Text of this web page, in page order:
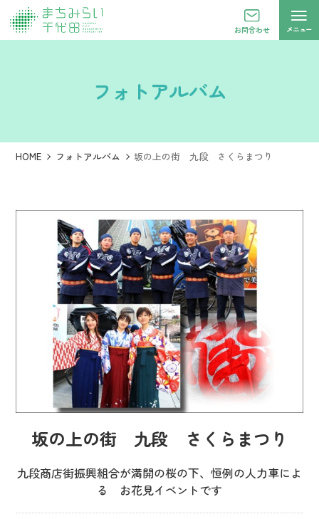
お問合わせ メニュー
フォトアルバム
HOME フォトアルバム 坂の上の街 九段 さくらまつり
坂の上の街 九段 さくらまつり
九段商店街振興組合が満開の桜の下、恒例の人力車によ
る お花見イベントです